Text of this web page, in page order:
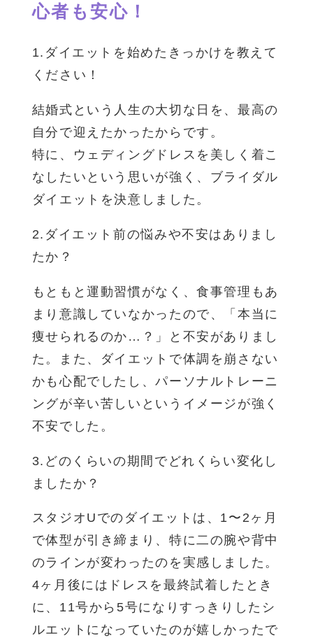
心者も安心！
1.ダイエットを始めたきっかけを教えて
ください！
結婚式という人生の大切な日を、最高の
自分で迎えたかったからです。
特に、ウェディングドレスを美しく着こ
なしたいという思いが強く、ブライダル
ダイエットを決意しました。
2.ダイエット前の悩みや不安はありまし
たか？
もともと運動習慣がなく、食事管理もあ
まり意識していなかったので、「本当に
痩せられるのか…？」と不安がありまし
た。また、ダイエットで体調を崩さない
かも心配でしたし、パーソナルトレーニ
ングが辛い苦しいというイメージが強く
不安でした。
3.どのくらいの期間でどれくらい変化し
ましたか？
スタジオUでのダイエットは、1〜2ヶ月
で体型が引き締まり、特に二の腕や背中
のラインが変わったのを実感しました。
4ヶ月後にはドレスを最終試着したとき
に、11号から5号になりすっきりしたシ
ルエットになっていたのが嬉しかったで